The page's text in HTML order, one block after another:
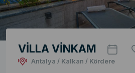
VİLLA VİNKAM
Antalya / Kalkan / Kördere